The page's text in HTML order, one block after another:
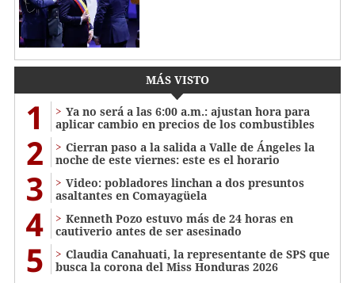
MÁS VISTO
1
Ya no será a las 6:00 a.m.: ajustan hora para
aplicar cambio en precios de los combustibles
2
Cierran paso a la salida a Valle de Ángeles la
noche de este viernes: este es el horario
3
Video: pobladores linchan a dos presuntos
asaltantes en Comayagüela
4
Kenneth Pozo estuvo más de 24 horas en
cautiverio antes de ser asesinado
5
Claudia Canahuati, la representante de SPS que
busca la corona del Miss Honduras 2026